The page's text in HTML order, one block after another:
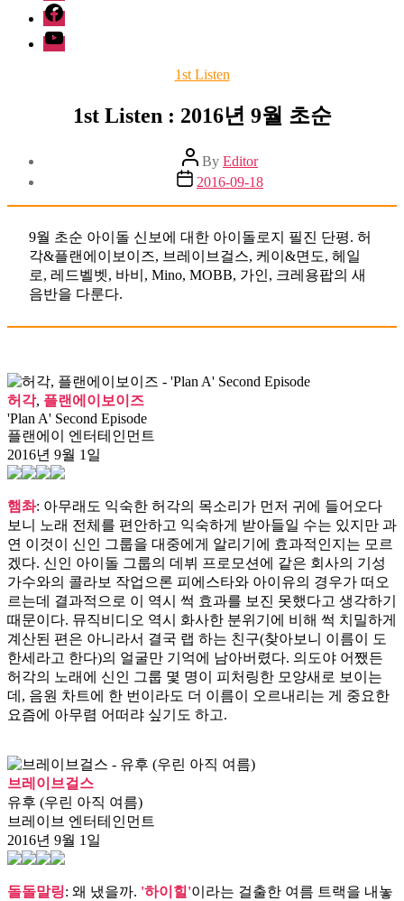
facebook
Youtube
Categories
1st Listen
1st Listen : 2016년 9월 초순
Post
author
By Editor
Post
date
2016-09-18
9월 초순 아이돌 신보에 대한 아이돌로지 필진 단평. 허
각&플랜에이보이즈, 브레이브걸스, 케이&면도, 헤일
로, 레드벨벳, 바비, Mino, MOBB, 가인, 크레용팝의 새
음반을 다룬다.
허각, 플랜에이보이즈
'Plan A' Second Episode
플랜에이 엔터테인먼트
2016년 9월 1일
햄촤: 아무래도 익숙한 허각의 목소리가 먼저 귀에 들어오다
보니 노래 전체를 편안하고 익숙하게 받아들일 수는 있지만 과
연 이것이 신인 그룹을 대중에게 알리기에 효과적인지는 모르
겠다. 신인 아이돌 그룹의 데뷔 프로모션에 같은 회사의 기성
가수와의 콜라보 작업으론 피에스타와 아이유의 경우가 떠오
르는데 결과적으로 이 역시 썩 효과를 보진 못했다고 생각하기
때문이다. 뮤직비디오 역시 화사한 분위기에 비해 썩 치밀하게
계산된 편은 아니라서 결국 랩 하는 친구(찾아보니 이름이 도
한세라고 한다)의 얼굴만 기억에 남아버렸다. 의도야 어쨌든
허각의 노래에 신인 그룹 몇 명이 피처링한 모양새로 보이는
데, 음원 차트에 한 번이라도 더 이름이 오르내리는 게 중요한
요즘에 아무렴 어떠랴 싶기도 하고.
브레이브걸스
유후 (우린 아직 여름)
브레이브 엔터테인먼트
2016년 9월 1일
돌돌말링: 왜 냈을까. '하이힐'이라는 걸출한 여름 트랙을 내놓